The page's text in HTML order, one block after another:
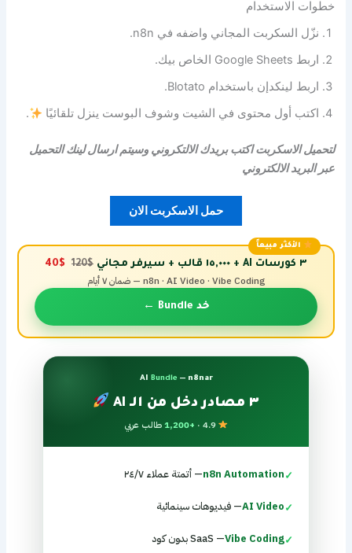
خطوات الاستخدام
نزّل السكربت المجاني واضفه في n8n.
اربط Google Sheets الخاص بيك.
اربط لينكدإن باستخدام Blotato.
اكتب أول محتوى في الشيت وشوف البوست ينزل تلقائيًا
.
لتحميل الاسكربت اكتب بريدك الالتكروني وسيتم ارسال لينك التحميل
عبر البريد الالكتروني
حمل الاسكربت الان
الأكثر مبيعاً
٣ كورسات AI + ١٥,٠٠٠ قالب + سيرفر مجاني $120
$40
n8n · AI Video · Vibe Coding — ضمان ٧ أيام
خد Bundle ←
AI Bundle — n8nar
٣ مصادر دخل من الـ AI
4.9 ·
+1,200 طالب عربي
✓
n8n Automation— أتمتة عملاء ٢٤/٧
✓
AI Video— فيديوهات سينمائية
✓
Vibe Coding— SaaS بدون كود